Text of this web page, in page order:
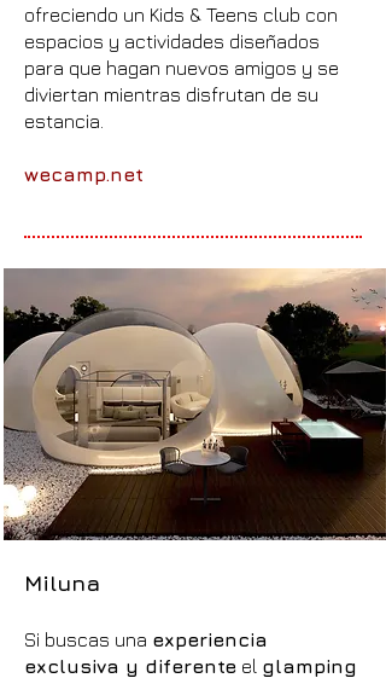
ofreciendo un Kids & Teens club con
espacios y actividades diseñados
para que hagan nuevos amigos y se
diviertan mientras disfrutan de su
estancia.
wecamp.net
Miluna
Si buscas una experiencia
exclusiva y diferente el glamping